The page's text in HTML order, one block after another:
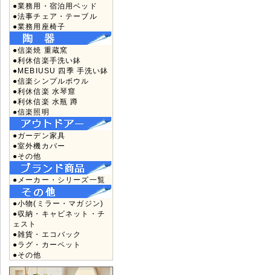
●業務用・宿泊用ベッド
●法事チェア・テーブル
●業務用座椅子
●信楽焼 重蔵窯
●利休信楽手洗い鉢
●MEBIUSU 四季 手洗い鉢
●信楽シンプルボウル
●利休信楽 水琴窟
●利休信楽 水瓶 蹲
●信楽照明
●ガーデン家具
●室外機カバー
●その他
●メーカー・シリーズ一覧
●小物(ミラー・マガジン)
●収納・キャビネット・チ
ェスト
●雑貨・エコバック
●ラグ・カーペット
●その他